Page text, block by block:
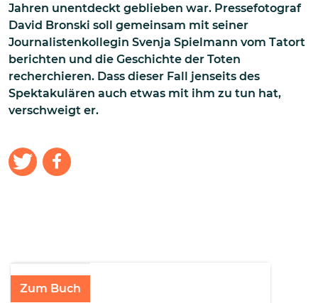
Jahren unentdeckt geblieben war. Pressefotograf
David Bronski soll gemeinsam mit seiner
Journalistenkollegin Svenja Spielmann vom Tatort
berichten und die Geschichte der Toten
recherchieren. Dass dieser Fall jenseits des
Spektakulären auch etwas mit ihm zu tun hat,
verschweigt er.
Zum Buch